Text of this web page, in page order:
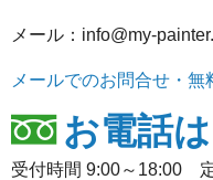
メール：info@my-
メールでのお問合せ・無
お電話
受付時間 9:00～18:00